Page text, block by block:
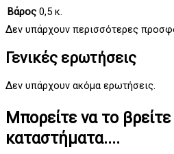
Βάρος 0,5 κ.
Δεν υπάρχουν περισσότερες
Γενικές ερωτήσεις
Δεν υπάρχουν ακόμα ερωτήσεις.
Μπορείτε να το
καταστήματα....